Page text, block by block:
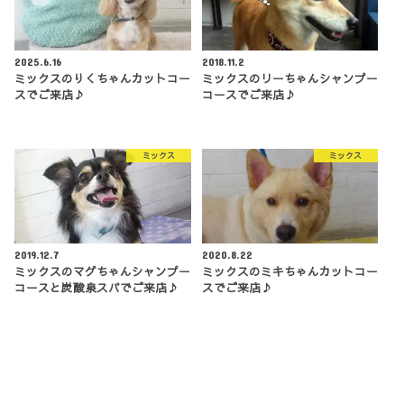
2025.6.16
ミックスのりくちゃんカットコー
スでご来店♪
2018.11.2
ミックスのリーちゃんシャンプー
コースでご来店♪
ミックス
2019.12.7
ミックスのマグちゃんシャンプー
コースと炭酸泉スパでご来店♪
ミックス
2020.8.22
ミックスのミキちゃんカットコー
スでご来店♪